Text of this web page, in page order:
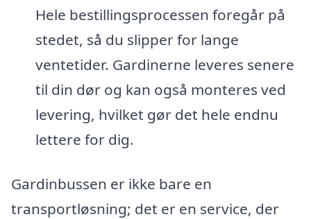
Hele bestillingsprocessen foregår på
stedet, så du slipper for lange
ventetider. Gardinerne leveres senere
til din dør og kan også monteres ved
levering, hvilket gør det hele endnu
lettere for dig.
Gardinbussen er ikke bare en
transportløsning; det er en service, der